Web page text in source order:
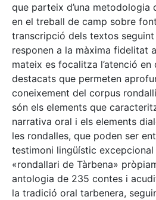
que parteix d’una metodologia
en el treball de camp sobre
transcripció dels textos
responen a la màxima fidelitat
mateix es focalitza l’atenció en
destacats que permeten
coneixement del corpus
són els elements que
narrativa oral i els elements
les rondalles, que poden ser
testimoni lingüístic excepcional
«rondallari de Tàrbena»
antologia de 235 contes i
la tradició oral tarbenera,